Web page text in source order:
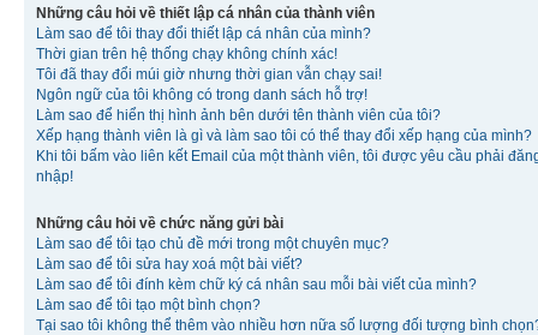
Những câu hỏi về thiết lập cá nhân của thành viên
Làm sao để tôi thay đổi thiết lập cá nhân của mình?
Thời gian trên hệ thống chạy không chính xác!
Tôi đã thay đổi múi giờ nhưng thời gian vẫn chạy sai!
Ngôn ngữ của tôi không có trong danh sách hỗ trợ!
Làm sao để hiển thị hình ảnh bên dưới tên thành viên của tôi?
Xếp hạng thành viên là gì và làm sao tôi có thể thay đổi xếp hạng của mình?
Khi tôi bấm vào liên kết Email của một thành viên, tôi được yêu cầu phải
nhập!
Những câu hỏi về chức năng gửi bài
Làm sao để tôi tạo chủ đề mới trong một chuyên mục?
Làm sao để tôi sửa hay xoá một bài viết?
Làm sao để tôi đính kèm chữ ký cá nhân sau mỗi bài viết của mình?
Làm sao để tôi tạo một bình chọn?
Tại sao tôi không thể thêm vào nhiều hơn nữa số lượng đối tượng bình